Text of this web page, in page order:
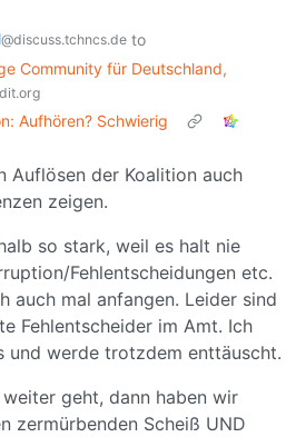
@discuss.tchncs.de to
Community für Deutschland,
Aufhören? Schwierig
Auflösen der Koalition auch
zeigen.
so stark, weil es halt nie
Fehlentscheidungen etc.
auch mal anfangen. Leider sind
Fehlentscheider im Amt. Ich
und werde trotzdem enttäuscht.
geht, dann haben wir
zermürbenden Scheiß UND